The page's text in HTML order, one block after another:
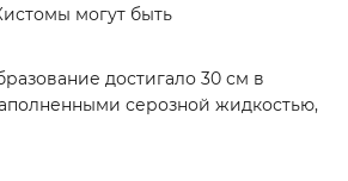
могут быть
достигало 30 см в
серозной жидкостью,